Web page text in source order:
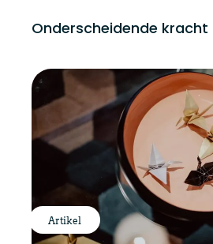
Onderscheidende kracht
Artikel